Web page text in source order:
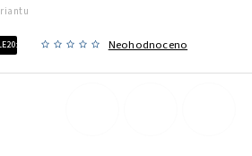
Neohodnoceno